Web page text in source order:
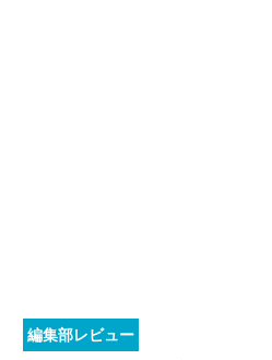
編集部レビュー